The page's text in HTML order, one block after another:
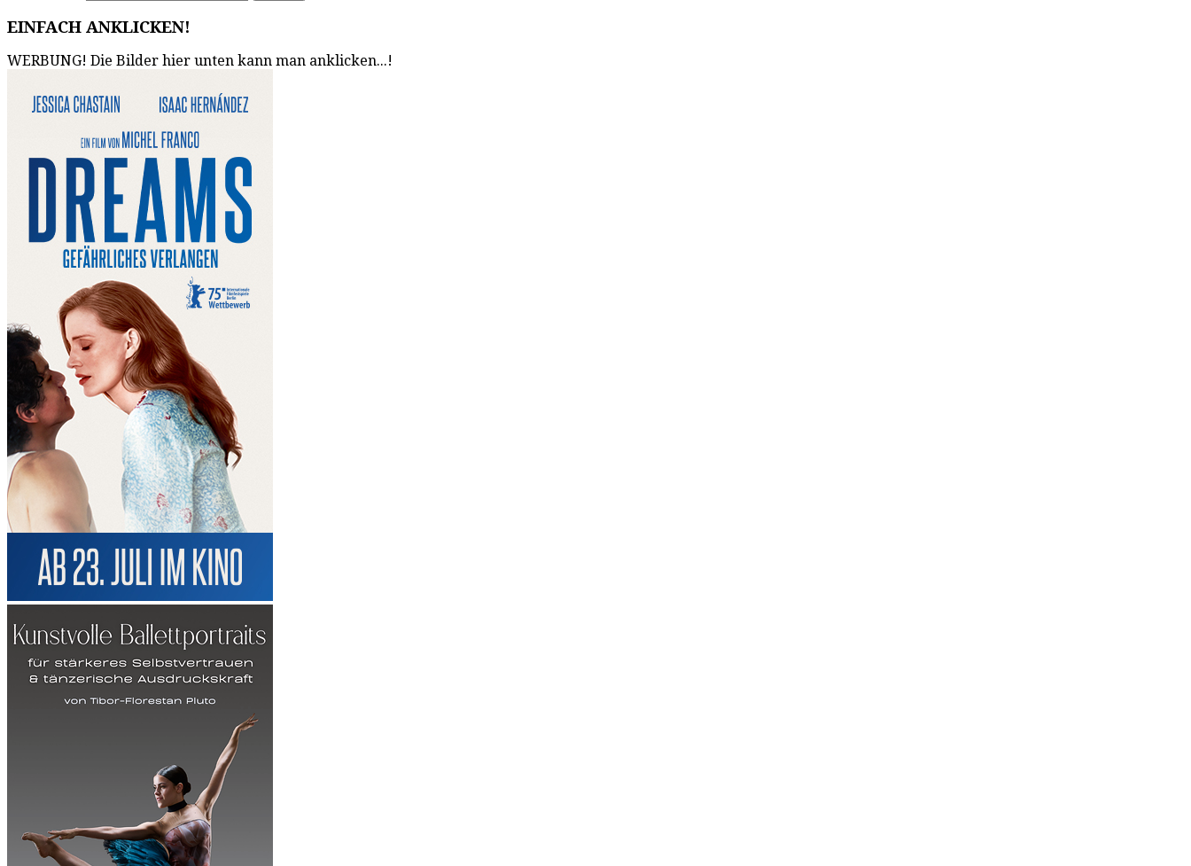
EINFACH ANKLICKEN!
WERBUNG! Die Bilder hier unten kann man anklicken...!